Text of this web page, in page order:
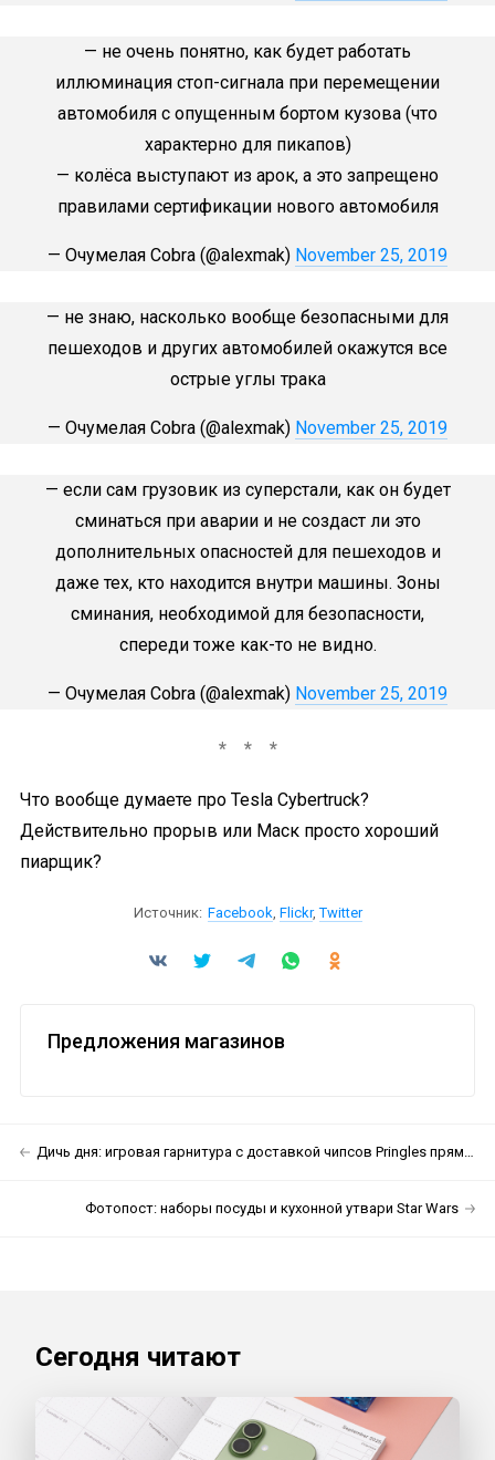
— не очень понятно, как будет работать
иллюминация стоп-сигнала при перемещении
автомобиля с опущенным бортом кузова (что
характерно для пикапов)
— колёса выступают из арок, а это запрещено
правилами сертификации нового автомобиля
— Очумелая Cobra (@alexmak) November 25, 2019
— не знаю, насколько вообще безопасными для
пешеходов и других автомобилей окажутся все
острые углы трака
— Очумелая Cobra (@alexmak) November 25, 2019
— если сам грузовик из суперстали, как он будет
сминаться при аварии и не создаст ли это
дополнительных опасностей для пешеходов и
даже тех, кто находится внутри машины. Зоны
сминания, необходимой для безопасности,
спереди тоже как-то не видно.
— Очумелая Cobra (@alexmak) November 25, 2019
Что вообще думаете про Tesla Cybertruck?
Действительно прорыв или Маск просто хороший
пиарщик?
Источник: Facebook, Flickr,Twitter
Предложения магазинов
Дичь дня: игровая гарнитура с доставкой чипсов Pringles прямо в рот
Фотопост: наборы посуды и кухонной утвари Star Wars
Сегодня читают